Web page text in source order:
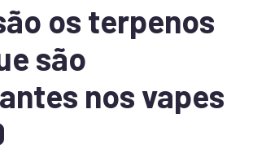
os terpenos
são
nos vapes